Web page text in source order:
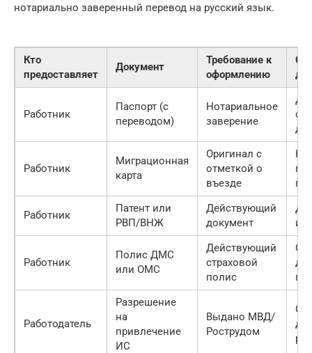
нотариально заверенный перевод на русский язык.
Кто
предоставляет
Документ
Требование к
оформлению
Работник
Паспорт (с
переводом)
Нотариальное
заверение
До
Работник
Миграционная
карта
Оригинал с
отметкой о
въезде
На
Работник
Патент или
РВП/ВНЖ
Действующий
документ
До
Работник
Полис ДМС
или ОМС
Действующий
страховой
полис
Работодатель
Разрешение
на
привлечение
ИС
Выдано МВД/
Рострудом